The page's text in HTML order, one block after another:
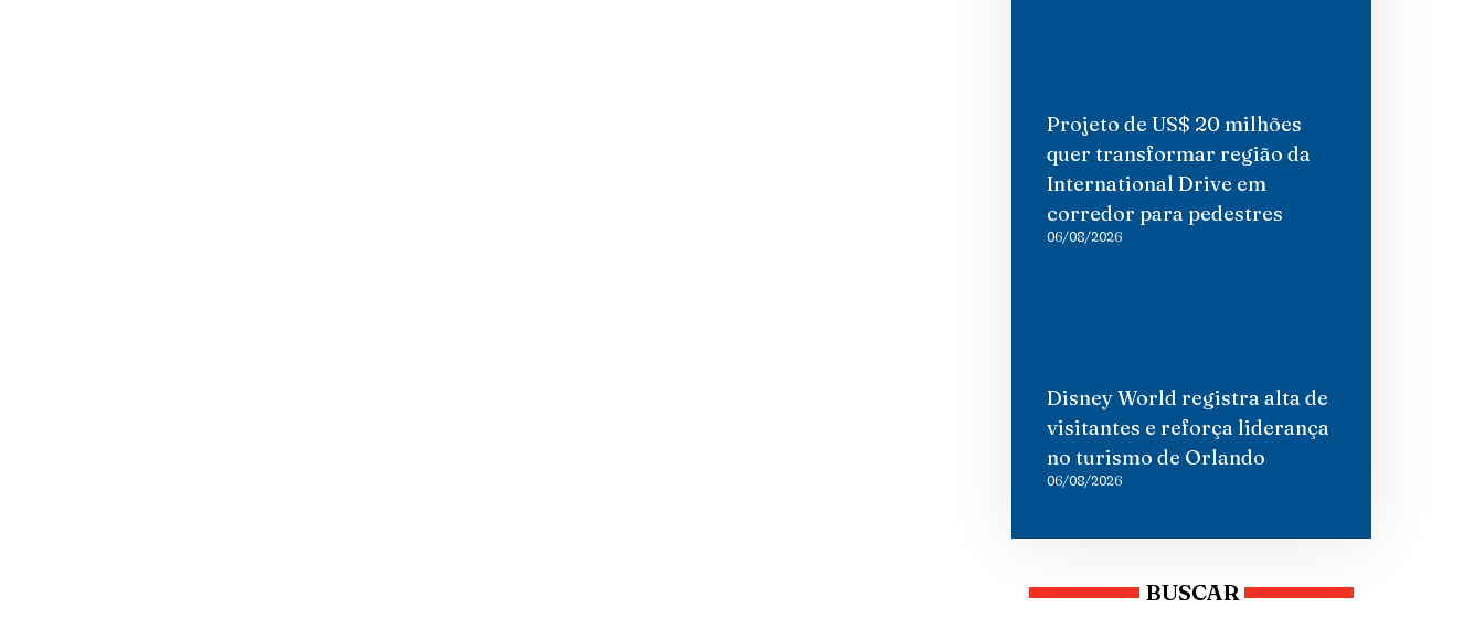
Projeto de US$ 20 milhões
quer transformar região da
International Drive em
corredor para pedestres
06/08/2026
Disney World registra alta de
visitantes e reforça liderança
no turismo de Orlando
06/08/2026
BUSCAR